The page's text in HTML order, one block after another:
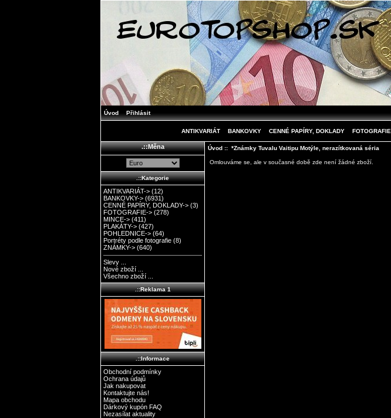
Úvod Přihlásit
ANTIKVARIÁT BANKOVKY CENNÉ PAPÍRY, DOKLADY FOTOGRAFIE
.::Měna
.::Kategorie
ANTIKVARIÁT-> (12)
BANKOVKY-> (6931)
CENNÉ PAPÍRY, DOKLADY-> (3)
FOTOGRAFIE-> (278)
MINCE-> (411)
PLAKÁTY-> (427)
POHLEDNICE-> (64)
Portréty podle fotografie (8)
ZNÁMKY-> (640)
Slevy ...
Nové zboží ...
Všechno zboží ...
.::Reklama 1
.::Informace
Obchodní podmínky
Ochrana údajů
Jak nakupovat
Kontaktujte nás!
Mapa obchodu
Dárkový kupón FAQ
Nezasílat aktuality
Úvod:: *Známky Tuvalu Vaitipu Motýle, nerazítkovaná séria
Omlouváme se, ale v současné době zde není žádné zboží.